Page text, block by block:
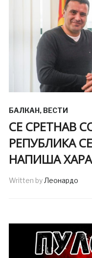
БАЛКАН, ВЕСТИ
СЕ СРЕТНАВ
РЕПУБЛИКА
НАПИША
Written byЛеонардо